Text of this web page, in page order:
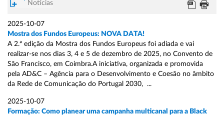
Notícias
2025-10-07
Mostra dos Fundos Europeus: NOVA DATA!
A 2.ª edição da Mostra dos Fundos Europeus foi adiada e vai
realizar-se nos dias 3, 4 e 5 de dezembro de 2025, no Convento de
São Francisco, em Coimbra.A iniciativa, organizada e promovida
pela AD&C – Agência para o Desenvolvimento e Coesão no âmbito
da Rede de Comunicação do Portugal 2030, ...
2025-10-07
Formação: Como planear uma campanha multicanal para a Black